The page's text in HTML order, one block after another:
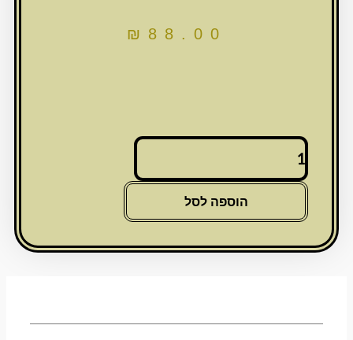
₪ 88.00
כמות
קריסטל
סמ
הוספה לסל